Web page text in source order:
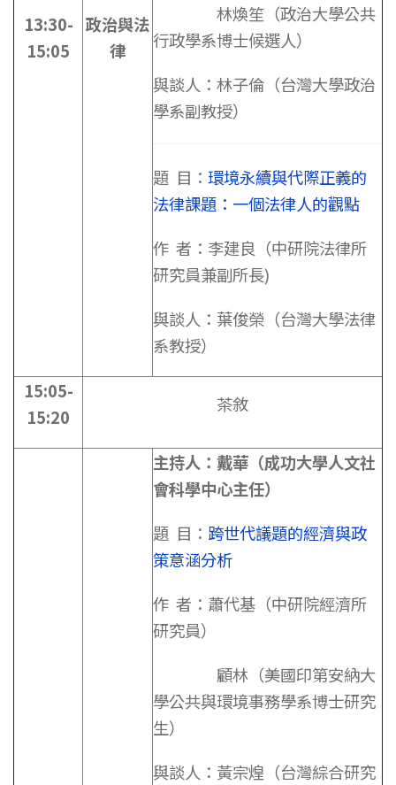
13:30-
15:05
政治與法
律
林煥笙（政治大學公共
行政學系博士候選人）
與談人：林子倫（台灣大學政治
學系副教授）
題 目： 環境永續與代際正義的
法律課題：一個法律人的觀點
作 者：李建良（中研院法律所
研究員兼副所長)
與談人：葉俊榮（台灣大學法律
系教授）
15:05-
15:20
茶敘
主持人：戴華（成功大學人文社
會科學中心主任）
題 目： 跨世代議題的經濟與政
策意涵分析
作 者：蕭代基（中研院經濟所
研究員）
顧林（美國印第安納大
學公共與環境事務學系博士研究
生）
與談人：黃宗煌（台灣綜合研究